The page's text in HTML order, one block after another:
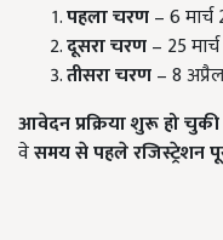
पहला चरण– 6
दूसरा चरण– 25
तीसरा चरण– 8
आवेदन प्रक्रिया शुरू हो
वेसमय से पहले रजिस्ट्रेशन